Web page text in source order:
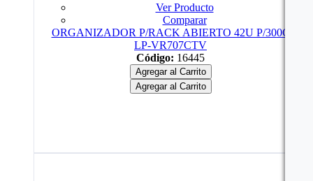
Ver Producto
Comparar
ORGANIZADOR P/RACK ABIERTO 42U P/300C
LP-VR707CTV
Código: 16445
Agregar al Carrito
Agregar al Carrito